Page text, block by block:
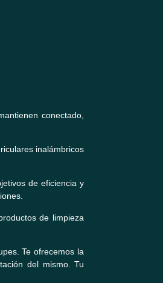
conectado,
inalámbricos
de eficiencia y
de limpieza
Te ofrecemos la
del mismo. Tu